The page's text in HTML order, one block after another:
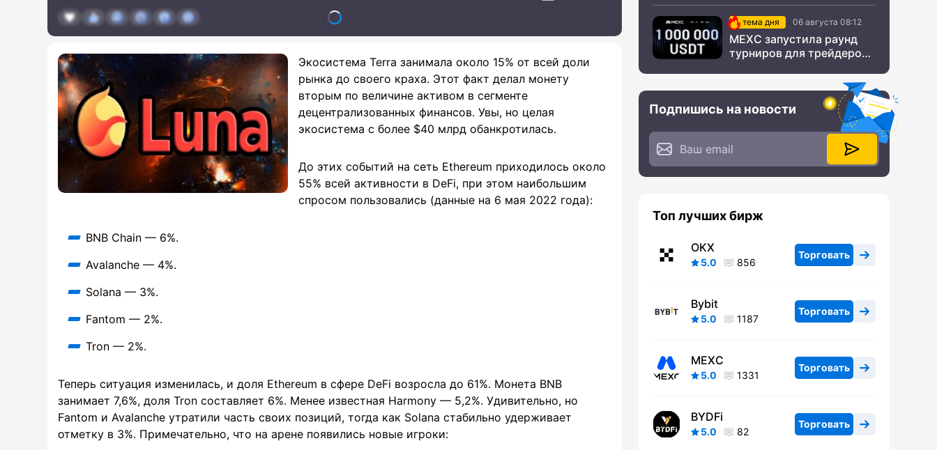
Экосистема Terra занимала около 15% от всей доли
рынка до своего краха. Этот факт делал монету
вторым по величине активом в сегменте
децентрализованных финансов. Увы, но целая
экосистема с более $40 млрд обанкротилась.
До этих событий на сеть Ethereum приходилось около
55% всей активности в DeFi, при этом наибольшим
спросом пользовались (данные на 6 мая 2022 года):
BNB Chain — 6%.
Avalanche — 4%.
Solana — 3%.
Fantom — 2%.
Tron — 2%.
Теперь ситуация изменилась, и доля Ethereum в сфере DeFi возросла до 61%. Монета BNB
занимает 7,6%, доля Tron составляет 6%. Менее известная Harmony — 5,2%. Удивительно, но
Fantom и Avalanche утратили часть своих позиций, тогда как Solana стабильно удерживает
отметку в 3%. Примечательно, что на арене появились новые игроки:
СНГтема дня 06 августа 08:12
MEXC запустила раунд
турниров для трейдеров
Подпишись на новости
Топ лучших бирж
OKX
5.0 856
Торговать
Bybit
5.0 1187
Торговать
MEXC
5.0 1331
Торговать
BYDFi
5.0 82
Торговать